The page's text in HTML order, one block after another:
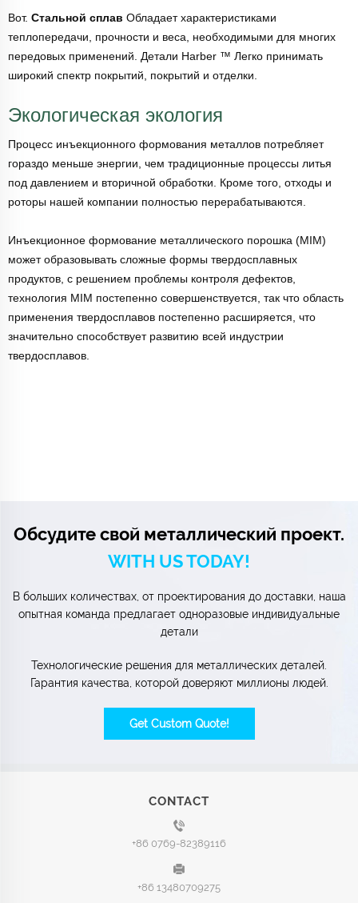
Вот. Стальной сплав Обладает характеристиками
теплопередачи, прочности и веса, необходимыми для многих
передовых применений. Детали Harber ™ Легко принимать
широкий спектр покрытий, покрытий и отделки.
Экологическая экология
Процесс инъекционного формования металлов потребляет
гораздо меньше энергии, чем традиционные процессы литья
под давлением и вторичной обработки. Кроме того, отходы и
роторы нашей компании полностью перерабатываются.
Инъекционное формование металлического порошка (MIM)
может образовывать сложные формы твердосплавных
продуктов, с решением проблемы контроля дефектов,
технология MIM постепенно совершенствуется, так что область
применения твердосплавов постепенно расширяется, что
значительно способствует развитию всей индустрии
твердосплавов.
Обсудите свой металлический проект.
WITH US TODAY!
В больших количествах, от проектирования до доставки, наша
опытная команда предлагает одноразовые индивидуальные
детали
Технологические решения для металлических деталей.
Гарантия качества, которой доверяют миллионы людей.
Get Custom Quote!
CONTACT
+86 0769-82389116
+86 13480709275